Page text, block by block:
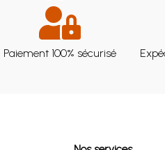
Paiement 100% sécurisé